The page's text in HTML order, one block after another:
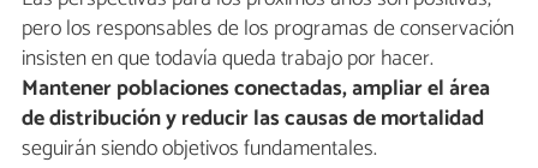
pero los responsables de los programas de conservación
insisten en que todavía queda trabajo por hacer.
Mantener poblaciones conectadas, ampliar el área
de distribución y reducir las causas de mortalidad
seguirán siendo objetivos fundamentales.